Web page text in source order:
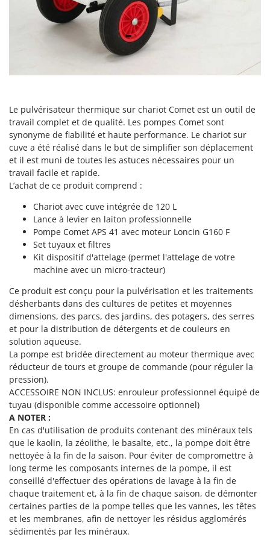
Groupes électrogènes
Gyrobroyeurs à lame pour tracteur
Haches - Cognées et Hachettes
Hachoirs à viande
Herses Rotatives
L
Lames à neige
Lames niveleuses pour tracteur
Lave-vitres
Lieuses électriques pour vignes
Machines à pâtes
Machines pour la transformation des fruits
Machines sous vide
Motobineuses
Motoculteurs
Motofaucheuses
Motopompes pour irrigation
Moulins à céréales électriques
Moulins à farine
N
Nettoyeurs et Balais à vapeur
Nettoyeurs haute pression
Nettoyeurs tapis, moquettes et tapisseries
P
Peignes vibreurs et Secoueurs à olives
Pelles rétros pour tracteur
EcoFlow
Edilmark
Energy Gruppi
Enotecnica Pillan
Eschenfelder
EuroMech
Eurosystems
FAC
Fama Industrie
Famag
FARMER
FBC
Ferrari Group
Ferroni
Ferrua
FIAC
FIEM
Fimar
FINI
Fiorentini
Fiskars
Flymo
Fontana Forni
Forest Master
Le pulvérisateur thermique sur chariot Comet est un outil de
travail complet et de qualité. Les pompes Comet sont
synonyme de fiabilité et haute performance. Le chariot sur
cuve a été réalisé dans le but de simplifier son déplacement
et il est muni de toutes les astuces nécessaires pour un
travail facile et rapide.
L’achat de ce produit comprend :
Chariot avec cuve intégrée de 120 L
Lance à levier en laiton professionnelle
Pompe Comet APS 41 avec moteur Loncin G160 F
Set tuyaux et filtres
Kit dispositif d'attelage (permet l'attelage de votre
machine avec un micro-tracteur)
Ce produit est conçu pour la pulvérisation et les traitements
désherbants dans des cultures de petites et moyennes
dimensions, des parcs, des jardins, des potagers, des serres
et pour la distribution de détergents et de couleurs en
solution aqueuse.
La pompe est bridée directement au moteur thermique avec
réducteur de tours et groupe de commande (pour réguler la
pression).
ACCESSOIRE NON INCLUS: enrouleur professionnel équipé de
tuyau (disponible comme accessoire optionnel)
A NOTER :
En cas d'utilisation de produits contenant des minéraux tels
que le kaolin, la zéolithe, le basalte, etc., la pompe doit être
nettoyée à la fin de la saison. Pour éviter de compromettre à
long terme les composants internes de la pompe, il est
conseillé d'effectuer des opérations de lavage à la fin de
chaque traitement et, à la fin de chaque saison, de démonter
certaines parties de la pompe telles que les vannes, les têtes
et les membranes, afin de nettoyer les résidus agglomérés
sédimentés par les minéraux.